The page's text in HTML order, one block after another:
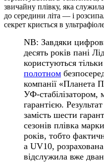
звичайну плівку, яка
до середини літа — і
секрет криється в
NB: Завдяки
десять років пані
користуються тільки
полотном
компанії «Планета
УФ-стабілізатором,
гарантією.
замість шести
сезонів плівка
років, тобто
а UV10, розрахована
відслужила вже